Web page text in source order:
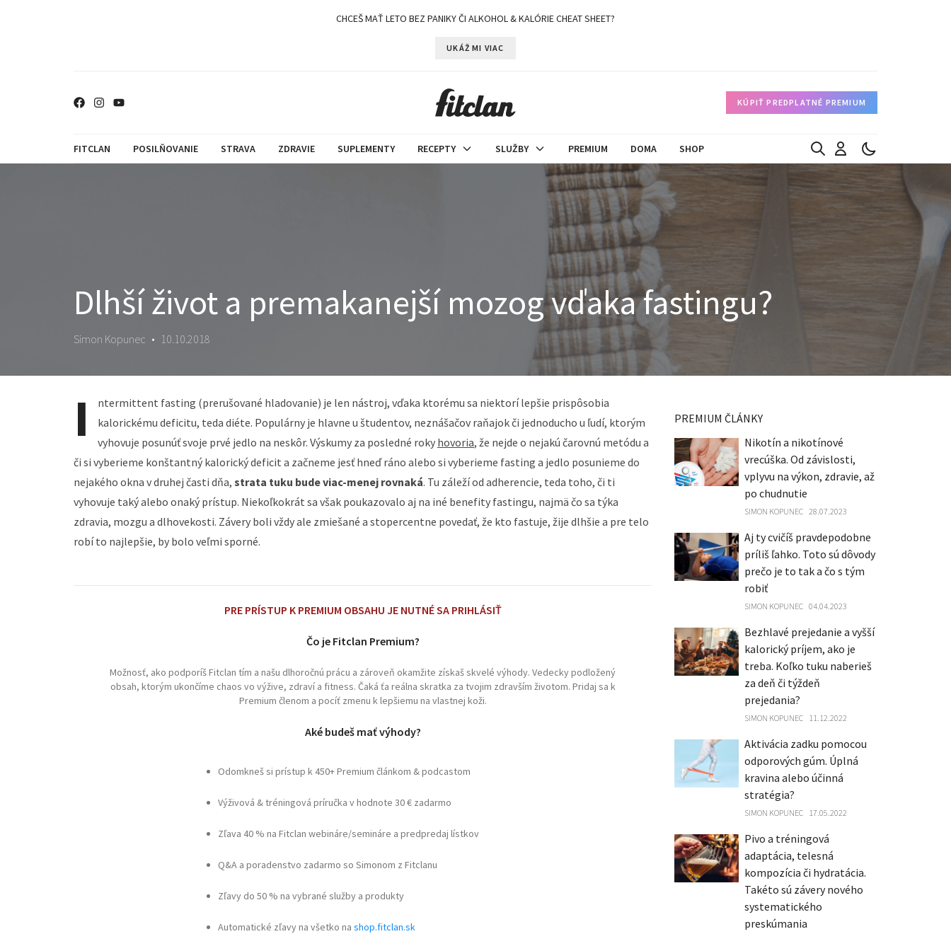
CHCEŠ MAŤ LETO BEZ PANIKY ČI ALKOHOL & KALÓRIE CHEAT SHEET?
UKÁŽ MI VIAC
KÚPIŤ PREDPLATNÉ PREMIUM
FITCLAN POSILŇOVANIE STRAVA ZDRAVIE SUPLEMENTY RECEPTY SLUŽBY PREMIUM DOMA SHOP
Dlhší život a premakanejší mozog vďaka fastingu?
Simon Kopunec • 10.10.2018
I
ntermittent fasting (prerušované hladovanie) je len nástroj, vďaka ktorému sa niektorí lepšie prispôsobia
kalorickému deficitu, teda diéte. Populárny je hlavne u študentov, neznášačov raňajok či jednoducho u ľudí, ktorým
vyhovuje posunúť svoje prvé jedlo na neskôr. Výskumy za posledné roky hovoria, že nejde o nejakú čarovnú metódu a
či si vyberieme konštantný kalorický deficit a začneme jesť hneď ráno alebo si vyberieme fasting a jedlo posunieme do
nejakého okna v druhej časti dňa, strata tuku bude viac-menej rovnaká. Tu záleží od adherencie, teda toho, či ti
vyhovuje taký alebo onaký prístup. Niekoľkokrát sa však poukazovalo aj na iné benefity fastingu, najmä čo sa týka
zdravia, mozgu a dlhovekosti. Závery boli vždy ale zmiešané a stopercentne povedať, že kto fastuje, žije dlhšie a pre telo
robí to najlepšie, by bolo veľmi sporné.
PRE PRÍSTUP K PREMIUM OBSAHU JE NUTNÉ SA PRIHLÁSIŤ
Čo je Fitclan Premium?
Možnosť, ako podporíš Fitclan tím a našu dlhoročnú prácu a zároveň okamžite získaš skvelé výhody. Vedecky podložený
obsah, ktorým ukončíme chaos vo výžive, zdraví a fitness. Čaká ťa reálna skratka za tvojim zdravším životom. Pridaj sa k
Premium členom a pocíť zmenu k lepšiemu na vlastnej koži.
Aké budeš mať výhody?
Odomkneš si prístup k 450+ Premium článkom & podcastom
Výživová & tréningová príručka v hodnote 30 € zadarmo
Zľava 40 % na Fitclan webináre/semináre a predpredaj lístkov
Q&A a poradenstvo zadarmo so Simonom z Fitclanu
Zľavy do 50 % na vybrané služby a produkty
Automatické zľavy na všetko nashop.fitclan.sk
PREMIUM ČLÁNKY
Nikotín a nikotínové
vrecúška. Od závislosti,
vplyvu na výkon, zdravie, až
po chudnutie
SIMON KOPUNEC 28.07.2023
Aj ty cvičíš pravdepodobne
príliš ľahko. Toto sú dôvody
prečo je to tak a čo s tým
robiť
SIMON KOPUNEC 04.04.2023
Bezhlavé prejedanie a vyšší
kalorický príjem, ako je
treba. Koľko tuku naberieš
za deň či týždeň
prejedania?
SIMON KOPUNEC 11.12.2022
Aktivácia zadku pomocou
odporových gúm. Úplná
kravina alebo účinná
stratégia?
SIMON KOPUNEC 17.05.2022
Pivo a tréningová
adaptácia, telesná
kompozícia či hydratácia.
Takéto sú závery nového
systematického
preskúmania